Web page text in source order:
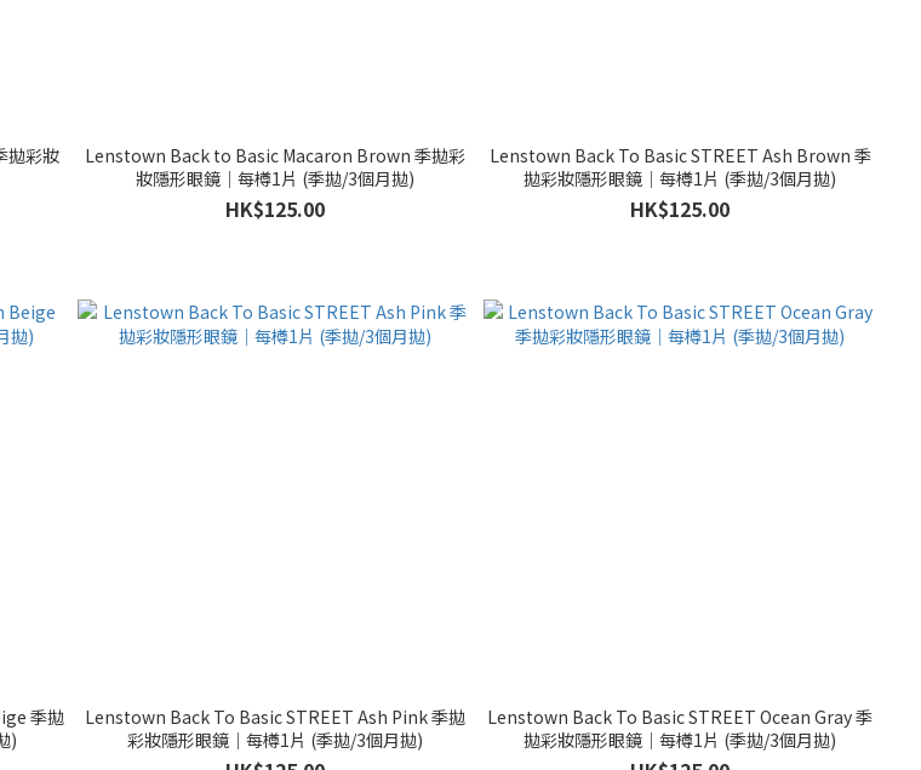
Lenstown Back to Basic Macaron Brown 季拋彩
妝隱形眼鏡｜每樽1片 (季拋/3個月拋)
HK$125.00
Lenstown Back To Basic STREET Ash Brown 季
拋彩妝隱形眼鏡｜每樽1片 (季拋/3個月拋)
HK$125.00
季拋
)
Lenstown Back To Basic STREET Ash Pink 季拋
彩妝隱形眼鏡｜每樽1片 (季拋/3個月拋)
Lenstown Back To Basic STREET Ocean Gray 季
拋彩妝隱形眼鏡｜每樽1片 (季拋/3個月拋)